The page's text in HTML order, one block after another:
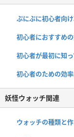
ぷにぷに初心者向
初心者におすすめ
初心者が最初に知
初心者のための効
妖怪ウォッチ関連
ウォッチの種類と